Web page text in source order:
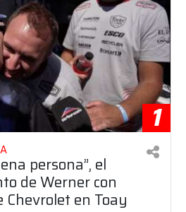
1
persona”, el
de Werner con
en Toay